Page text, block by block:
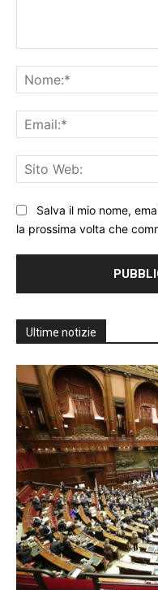
Salva il mio nome,
la prossima volta che
Ultime notizie